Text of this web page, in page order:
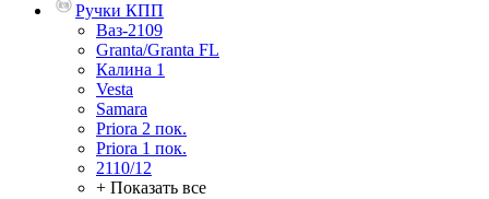
Ручки КПП
Ваз-2109
Granta/Granta FL
Калина 1
Vesta
Samara
Priora 2 пок.
Priora 1 пок.
2110/12
+ Показать все